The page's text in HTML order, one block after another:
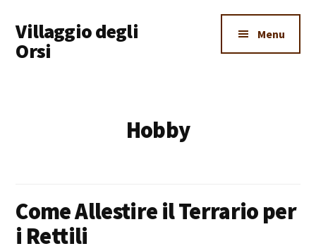
main
content
primary
sidebar
footer
menu
Villaggio degli
Orsi
Menu
Hobby
Come Allestire il Terrario per
i Rettili